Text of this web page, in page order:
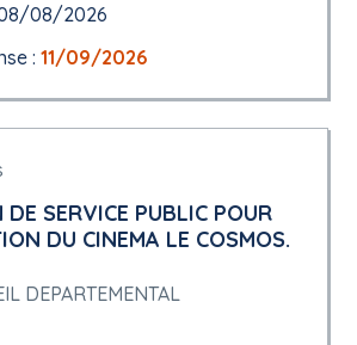
08/08/2026
: 11/09/2026
DE SERVICE PUBLIC POUR
DU CINEMA LE COSMOS.
DEPARTEMENTAL